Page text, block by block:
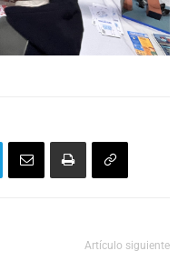
Artículo siguiente